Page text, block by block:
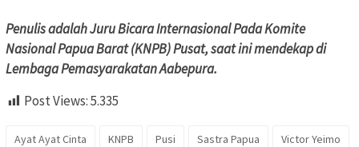
Penulis adalah Juru Bicara Internasional Pada Komite
Nasional Papua Barat (KNPB) Pusat, saat ini mendekap di
Lembaga Pemasyarakatan Aabepura.
Post Views:5.335
Ayat Ayat Cinta KNPB Pusi Sastra Papua Victor Yeimo